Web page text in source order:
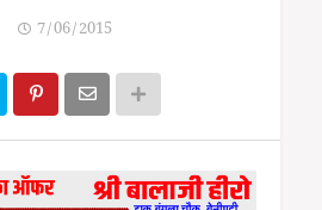
7/06/2015